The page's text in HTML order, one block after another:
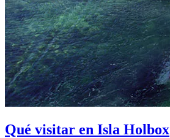
Qué visitar en Isla Holbox